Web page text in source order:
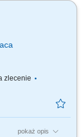
zlecenie
pokaż opis